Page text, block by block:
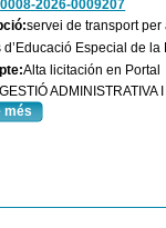
2026-0009207
servei de transport
d’Educació Especial de
Alta licitación en Portal
GESTIÓ ADMINISTRATIVA
més